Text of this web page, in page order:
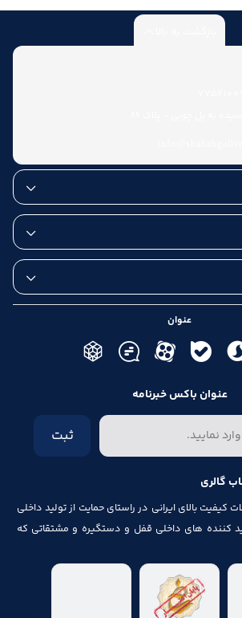
عنوان
عنوان باکس خبرنامه
ثبت
گالری
بالای ایرانی در راستای حمایت از تولید داخلی
کننده های داخلی قفل و دستگیره و مشتقاتی که
از قبیل شماره پلاک، جک آرام بند ، فنر های در ، لولا ،
و لوازم آلات مصرف شده در کابینت را به خود جلب